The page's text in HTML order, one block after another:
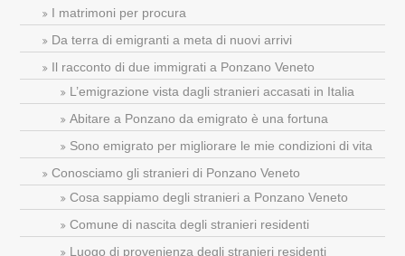
I matrimoni per procura
Da terra di emigranti a meta di nuovi arrivi
Il racconto di due immigrati a Ponzano Veneto
L’emigrazione vista dagli stranieri accasati in Italia
Abitare a Ponzano da emigrato è una fortuna
Sono emigrato per migliorare le mie condizioni di vita
Conosciamo gli stranieri di Ponzano Veneto
Cosa sappiamo degli stranieri a Ponzano Veneto
Comune di nascita degli stranieri residenti
Luogo di provenienza degli stranieri residenti